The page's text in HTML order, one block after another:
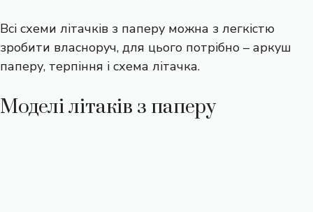
Всі схеми літачків з паперу можна з легкістю
зробити власноруч, для цього потрібно – аркуш
паперу, терпіння і схема літачка.
Моделі літаків з паперу